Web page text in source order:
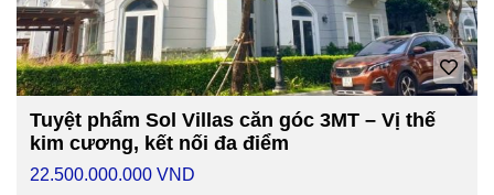
Tuyệt phẩm Sol Villas căn góc 3MT – Vị thế
kim cương, kết nối đa điểm
22.500.000.000 VND